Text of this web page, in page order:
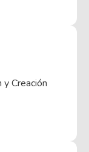
Creación